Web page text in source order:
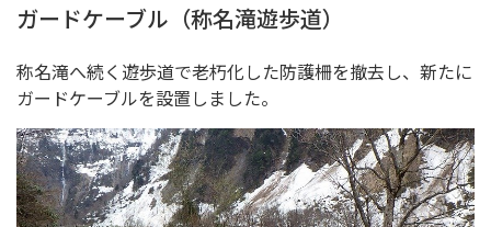
ガードケーブル（称名滝遊歩道）
称名滝へ続く遊歩道で老朽化した防護柵を撤去し、新たに
ガードケーブルを設置しました。